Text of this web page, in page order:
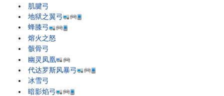
肌腱弓
地狱之翼弓
蜂膝弓
熔火之怒
骸骨弓
幽灵凤凰
代达罗斯风暴弓
冰雪弓
暗影焰弓